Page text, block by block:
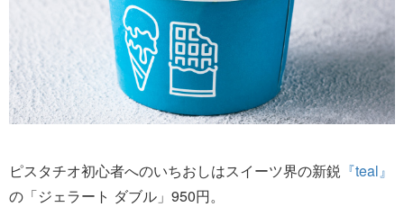
ピスタチオ初心者へのいちおしはスイーツ界の新鋭 『teal』
の「ジェラート ダブル」950円。